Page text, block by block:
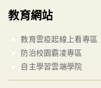
教育網站
教育雲疫起線上看專區
防治校園霸凌專區
自主學習雲端學院